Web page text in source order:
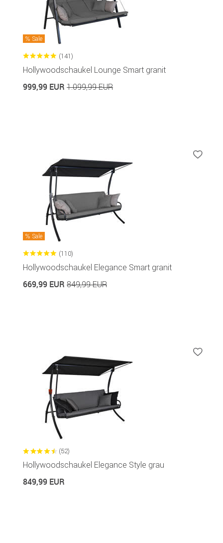
Sale
(141)
Hollywoodschaukel Lounge Smart granit
999,99 EUR 1.099,99 EUR
Sale
(110)
Hollywoodschaukel Elegance Smart granit
669,99 EUR 849,99 EUR
(52)
Hollywoodschaukel Elegance Style grau
849,99 EUR